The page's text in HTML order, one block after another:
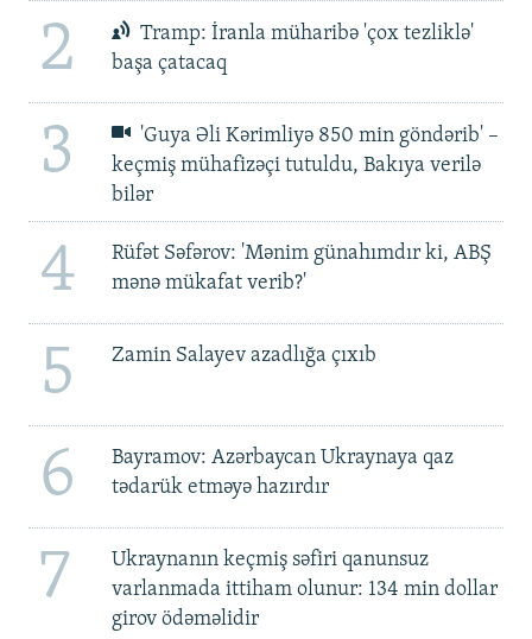
2
Tramp: İranla müharibə 'çox tezliklə'
başa çatacaq
3
'Guya Əli Kərimliyə 850 min göndərib' –
keçmiş mühafizəçi tutuldu, Bakıya verilə
bilər
4
Rüfət Səfərov: 'Mənim günahımdır ki, ABŞ
mənə mükafat verib?'
5 Zamin Salayev azadlığa çıxıb
6
Bayramov: Azərbaycan Ukraynaya qaz
tədarük etməyə hazırdır
7
Ukraynanın keçmiş səfiri qanunsuz
varlanmada ittiham olunur: 134 min dollar
girov ödəməlidir